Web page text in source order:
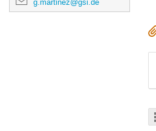
g.martinez@gsi.de